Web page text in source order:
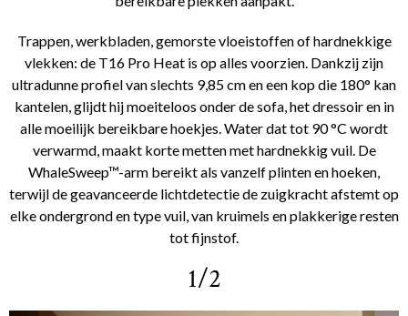
Trappen, werkbladen, gemorste vloeistoffen of hardnekkige
vlekken: de T16 Pro Heat is op alles voorzien. Dankzij zijn
ultradunne profiel van slechts 9,85 cm en een kop die 180° kan
kantelen, glijdt hij moeiteloos onder de sofa, het dressoir en in
alle moeilijk bereikbare hoekjes. Water dat tot 90 °C wordt
verwarmd, maakt korte metten met hardnekkig vuil. De
WhaleSweep™-arm bereikt als vanzelf plinten en hoeken,
terwijl de geavanceerde lichtdetectie de zuigkracht afstemt op
elke ondergrond en type vuil, van kruimels en plakkerige resten
tot fijnstof.
1/2